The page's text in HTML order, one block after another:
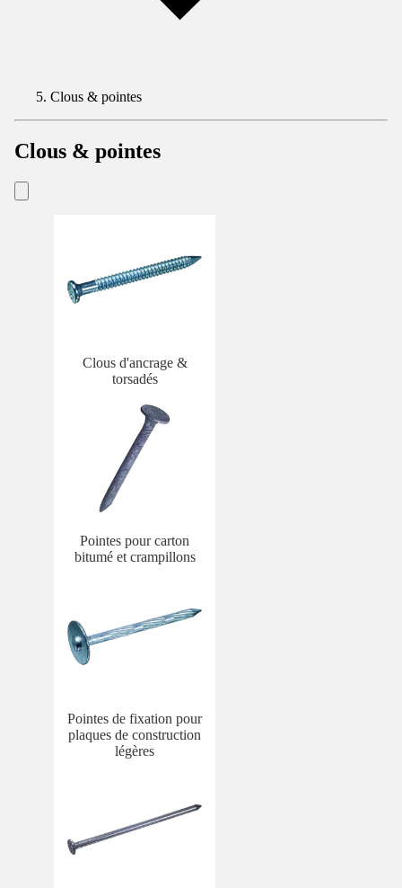
Clous & pointes
Clous & pointes
Clous d'ancrage &
torsadés
Pointes pour carton
bitumé et crampillons
Pointes de fixation pour
plaques de construction
légères